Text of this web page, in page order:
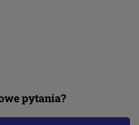
pytania?